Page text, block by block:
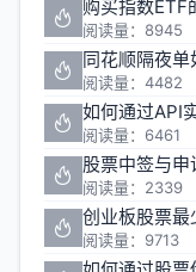
购买指数ETF
阅读量：8945
同花顺隔夜
阅读量：4482
如何通过API
阅读量：6461
股票中签与
阅读量：2339
创业板股票
阅读量：9713